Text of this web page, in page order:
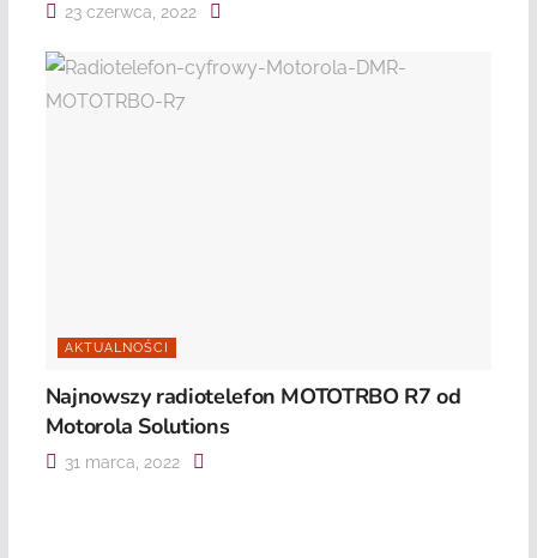
23 czerwca, 2022
AKTUALNOŚCI
Najnowszy radiotelefon MOTOTRBO R7 od
Motorola Solutions
31 marca, 2022